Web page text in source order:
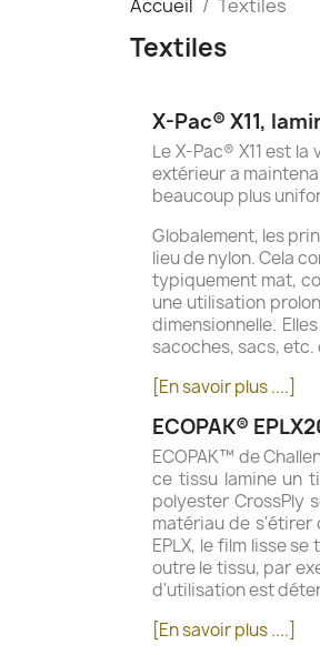
Accueil Textiles
Textiles
X-Pac® X11,
Le X-Pac® X11 est
extérieur a
beaucoup plus
Globalement, les
lieu de nylon. Cela
typiquement mat,
une utilisation
dimensionnelle.
sacoches, sacs,
[En savoir plus ....]
ECOPAK®
ECOPAK™ de
ce tissu lamine un
polyester CrossPly
matériau de s'étirer
EPLX, le film lisse
outre le tissu, par
d'utilisation est
[En savoir plus ....]